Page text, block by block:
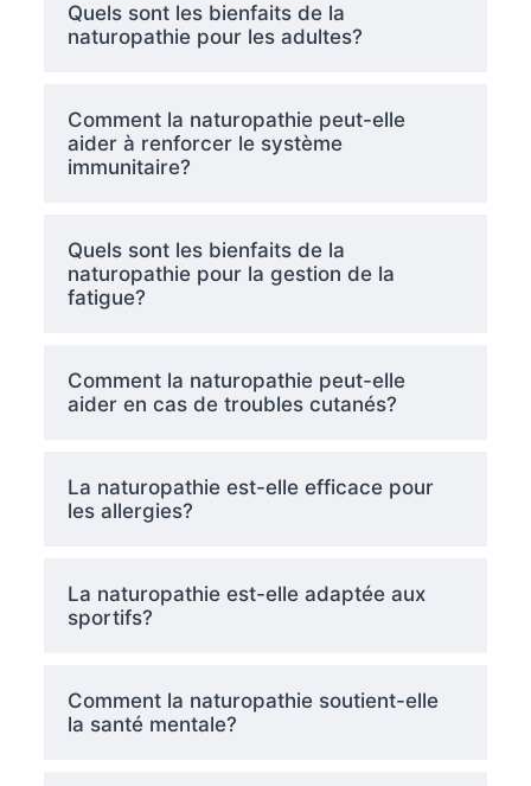
Quels sont les bienfaits de la
naturopathie pour les adultes?
Comment la naturopathie peut-elle
aider à renforcer le système
immunitaire?
Quels sont les bienfaits de la
naturopathie pour la gestion de la
fatigue?
Comment la naturopathie peut-elle
aider en cas de troubles cutanés?
La naturopathie est-elle efficace pour
les allergies?
La naturopathie est-elle adaptée aux
sportifs?
Comment la naturopathie soutient-elle
la santé mentale?